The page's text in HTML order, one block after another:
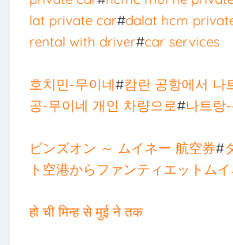
lat private car#dalat hcm
rental with driver#car services
호치민-무이네#캄란 공항에서 나
공-무이네 개인 차량으로#나트랑
ビンズオン ～ ムイネー 航空券#
ト空港からファンティエットム
हो ची मिन्ह से मुई ने तक